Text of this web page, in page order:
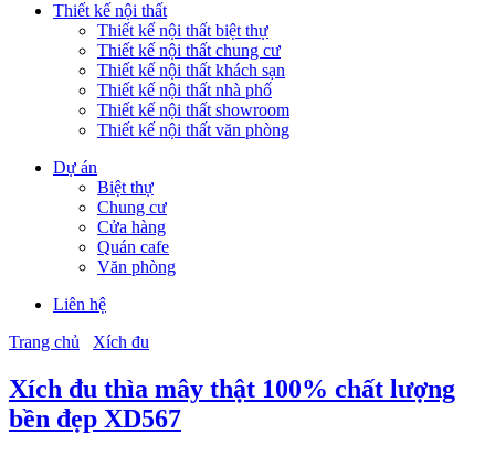
Thiết kế nội thất
Thiết kế nội thất biệt thự
Thiết kế nội thất chung cư
Thiết kế nội thất khách sạn
Thiết kế nội thất nhà phố
Thiết kế nội thất showroom
Thiết kế nội thất văn phòng
Dự án
Biệt thự
Chung cư
Cửa hàng
Quán cafe
Văn phòng
Liên hệ
Trang chủ
Xích đu
Xích đu thìa mây thật 100% chất lượng
bền đẹp XD567